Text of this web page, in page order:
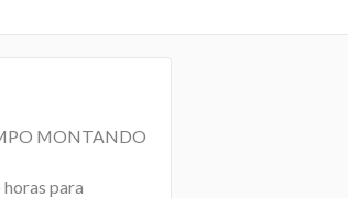
MONTANDO
horas para